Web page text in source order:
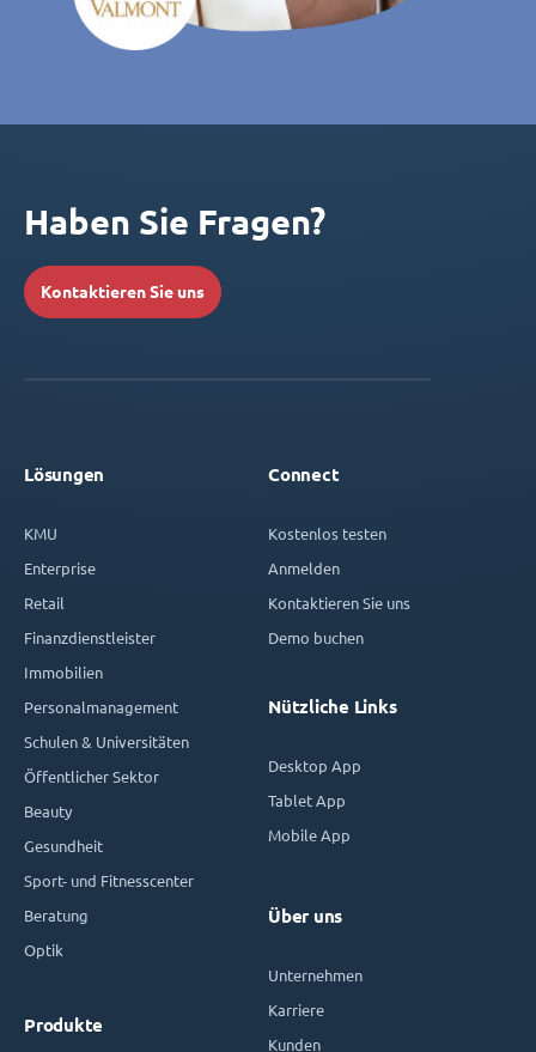
Haben Sie Fragen?
Kontaktieren Sie uns
Lösungen
KMU
Enterprise
Retail
Finanzdienstleister
Immobilien
Personalmanagement
Schulen & Universitäten
Öffentlicher Sektor
Beauty
Gesundheit
Sport- und Fitnesscenter
Beratung
Optik
Produkte
Connect
Kostenlos testen
Anmelden
Kontaktieren Sie uns
Demo buchen
Nützliche Links
Desktop App
Tablet App
Mobile App
Über uns
Unternehmen
Karriere
Kunden